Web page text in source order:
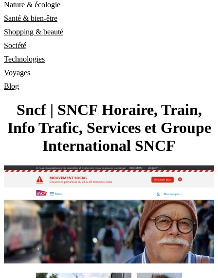
Nature & écologie
Santé & bien-être
Shopping & beauté
Société
Technologies
Voyages
Blog
Sncf | SNCF Horaire, Train,
Info Trafic, Services et Groupe
In­ter­natio­nal SNCF